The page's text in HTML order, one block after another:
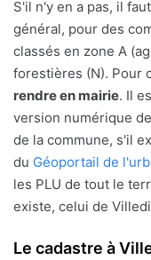
S'il n'y en a pas, il
général, pour des
classés en zone A
forestières (N). Pour
rendre en mairie. Il
version numérique
de la commune, s'il
du Géoportail de
les PLU de tout le
existe, celui de
Le cadastre à